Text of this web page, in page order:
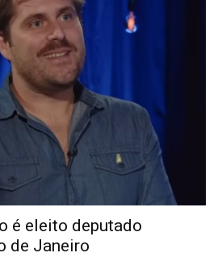
é eleito deputado
de Janeiro